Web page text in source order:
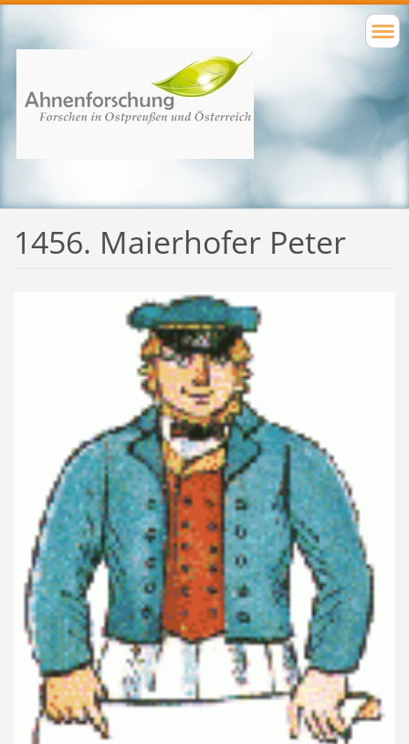
1456. Maierhofer Peter